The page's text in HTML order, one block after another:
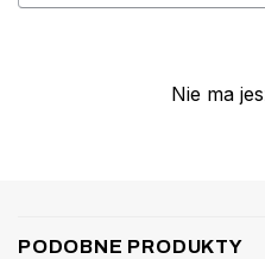
Nie ma
PODOBNE PRODUKTY